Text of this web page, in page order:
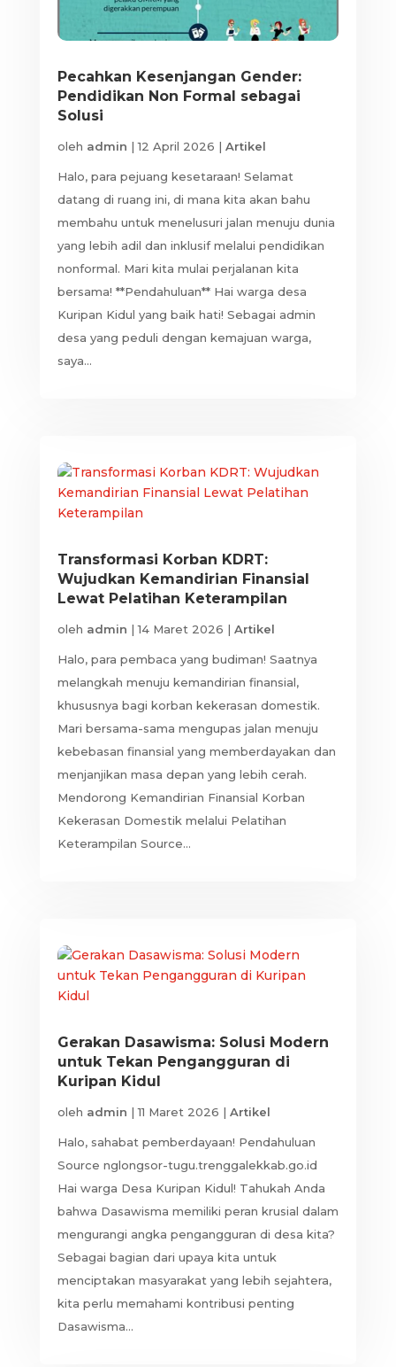
Pecahkan Kesenjangan Gender:
Pendidikan Non Formal sebagai
Solusi
oleh admin |12 April 2026 | Artikel
Halo, para pejuang kesetaraan! Selamat
datang di ruang ini, di mana kita akan bahu
membahu untuk menelusuri jalan menuju dunia
yang lebih adil dan inklusif melalui pendidikan
nonformal. Mari kita mulai perjalanan kita
bersama! **Pendahuluan** Hai warga desa
Kuripan Kidul yang baik hati! Sebagai admin
desa yang peduli dengan kemajuan warga,
saya...
Transformasi Korban KDRT:
Wujudkan Kemandirian Finansial
Lewat Pelatihan Keterampilan
oleh admin |14 Maret 2026 | Artikel
Halo, para pembaca yang budiman! Saatnya
melangkah menuju kemandirian finansial,
khususnya bagi korban kekerasan domestik.
Mari bersama-sama mengupas jalan menuju
kebebasan finansial yang memberdayakan dan
menjanjikan masa depan yang lebih cerah.
Mendorong Kemandirian Finansial Korban
Kekerasan Domestik melalui Pelatihan
Keterampilan Source...
Gerakan Dasawisma: Solusi Modern
untuk Tekan Pengangguran di
Kuripan Kidul
oleh admin |11 Maret 2026 | Artikel
Halo, sahabat pemberdayaan! Pendahuluan
Source nglongsor-tugu.trenggalekkab.go.id
Hai warga Desa Kuripan Kidul! Tahukah Anda
bahwa Dasawisma memiliki peran krusial dalam
mengurangi angka pengangguran di desa kita?
Sebagai bagian dari upaya kita untuk
menciptakan masyarakat yang lebih sejahtera,
kita perlu memahami kontribusi penting
Dasawisma...